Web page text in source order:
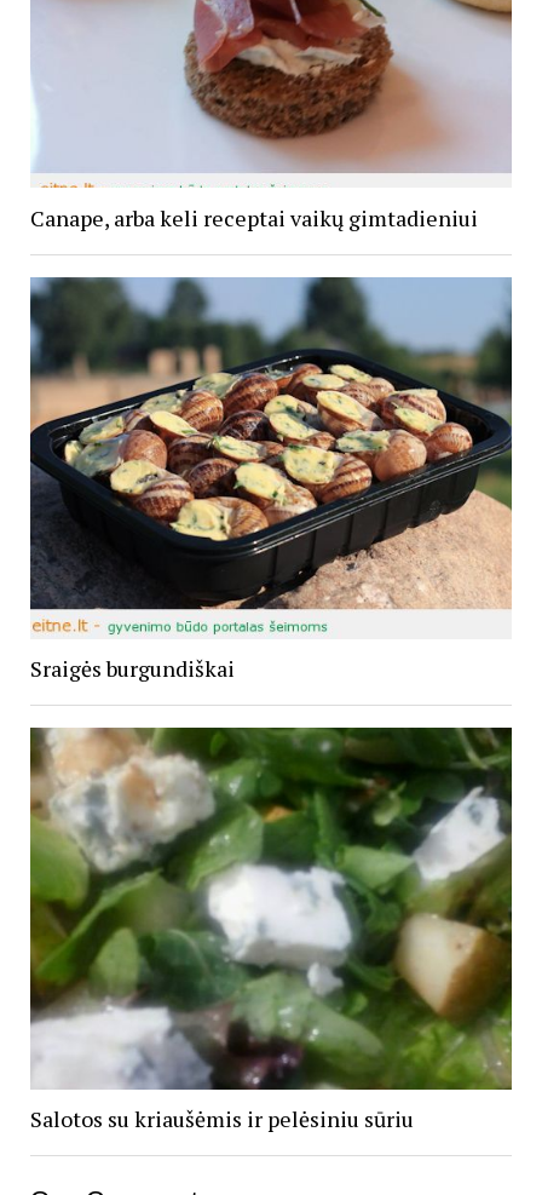
Canape, arba keli receptai vaikų gimtadieniui
Sraigės burgundiškai
Salotos su kriaušėmis ir pelėsiniu sūriu